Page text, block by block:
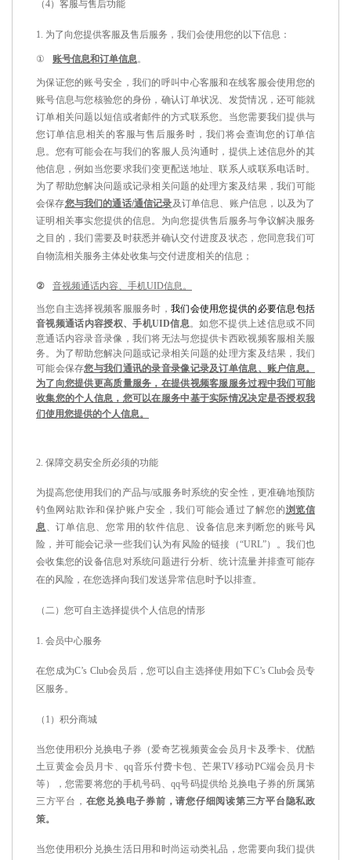
（4）客服与售后功能
1. 为了向您提供客服及售后服务，我们会使用您的以下信息：
① 账号信息和订单信息 。
为保证您的账号安全，我们的呼叫中心客服和在线客服会使用您的
账号信息与您核验您的身份，确认订单状况、发货情况，还可能就
订单相关问题以短信或者邮件的方式联系您。当您需要我们提供与
您订单信息相关的客服与售后服务时，我们将会查询您的订单信
息。您有可能会在与我们的客服人员沟通时，提供上述信息外的其
他信息，例如当您要求我们变更配送地址、联系人或联系电话时。
为了帮助您解决问题或记录相关问题的处理方案及结果，我们可能
会保存您与我们的通话/通信记录及订单信息、账户信息，以及为了
证明相关事实您提供的信息。为向您提供售后服务与争议解决服务
之目的，我们需要及时获悉并确认交付进度及状态，您同意我们可
自物流相关服务主体处收集与交付进度相关的信息；
② 音视频通话内容、手机UID信息。
当您自主选择视频客服服务时， 我们会使用您提供的必要信息包括
音视频通话内容授权、手机UID信息 。如您不提供上述信息或不同
意通话内容录音录像，我们将无法与您提供卡西欧视频客服相关服
务。
为了帮助您解决问题或记录相关问题的处理方案及结果，我们
可能会保存您与我们通讯的录音录像记录及订单信息、账户信息。
为了向您提供更高质量服务，在提供视频客服服务过程中我们可能
收集您的个人信息，您可以在服务中基于实际情况决定是否授权我
们使用您提供的个人信息。
2. 保障交易安全所必须的功能
为提高您使用我们的产品与/或服务时系统的安全性，更准确地预防
钓鱼网站欺诈和保护账户安全，我们可能会通过了解您的浏览信
息
、订单信息、您常用的软件信息、设备信息来判断您的账号风
险，并可能会记录一些我们认为有风险的链接（“URL”）。我们也
会收集您的设备信息对系统问题进行分析、统计流量并排查可能存
在的风险，在您选择向我们发送异常信息时予以排查。
（二）您可自主选择提供个人信息的情形
1. 会员中心服务
在您成为C’s Club会员后，您可以自主选择使用如下C’s Club会员专
区服务。
（ 1 ）积分商城
当您使用积分兑换电子券（爱奇艺视频黄金会员月卡及季卡、优酷
土豆黄金会员月卡、qq音乐付费卡包、芒果TV移动PC端会员月卡
等），您需要将您的手机号码、 qq号码提供给兑换电子券的所属第
三方平台， 在您兑换电子券前，请您仔细阅读第三方平台隐私政
策。
当您使用积分兑换生活日用和时尚运动类礼品，您需要向我们提供